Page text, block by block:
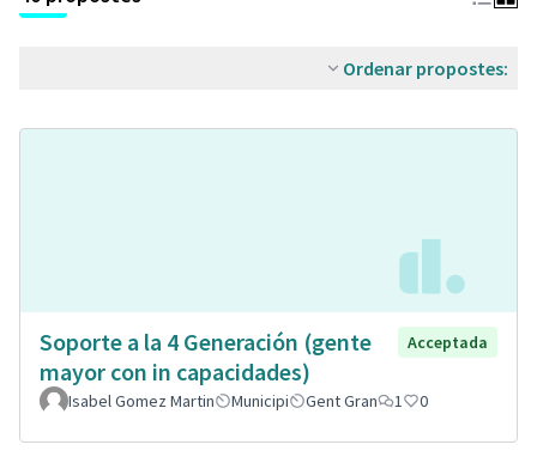
Ordenar propostes:
Soporte a la 4 Generación (gente
mayor con in capacidades)
Acceptada
Isabel Gomez Martin Municipi Gent Gran 1 0